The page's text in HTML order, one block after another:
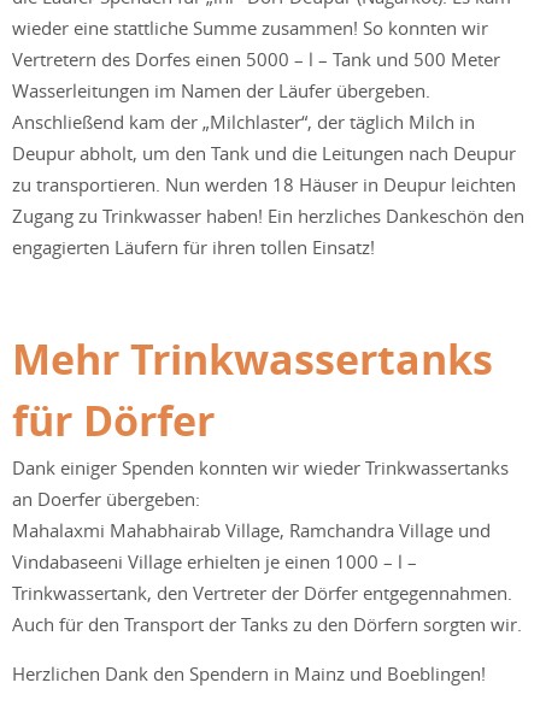
wieder eine stattliche Summe zusammen! So konnten wir
Vertretern des Dorfes einen 5000 – l – Tank und 500 Meter
Wasserleitungen im Namen der Läufer übergeben.
Anschließend kam der „Milchlaster“, der täglich Milch in
Deupur abholt, um den Tank und die Leitungen nach Deupur
zu transportieren. Nun werden 18 Häuser in Deupur leichten
Zugang zu Trinkwasser haben! Ein herzliches Dankeschön den
engagierten Läufern für ihren tollen Einsatz!
Mehr Trinkwassertanks
für Dörfer
Dank einiger Spenden konnten wir wieder Trinkwassertanks
an Doerfer übergeben:
Mahalaxmi Mahabhairab Village, Ramchandra Village und
Vindabaseeni Village erhielten je einen 1000 – l –
Trinkwassertank, den Vertreter der Dörfer entgegennahmen.
Auch für den Transport der Tanks zu den Dörfern sorgten wir.
Herzlichen Dank den Spendern in Mainz und Boeblingen!